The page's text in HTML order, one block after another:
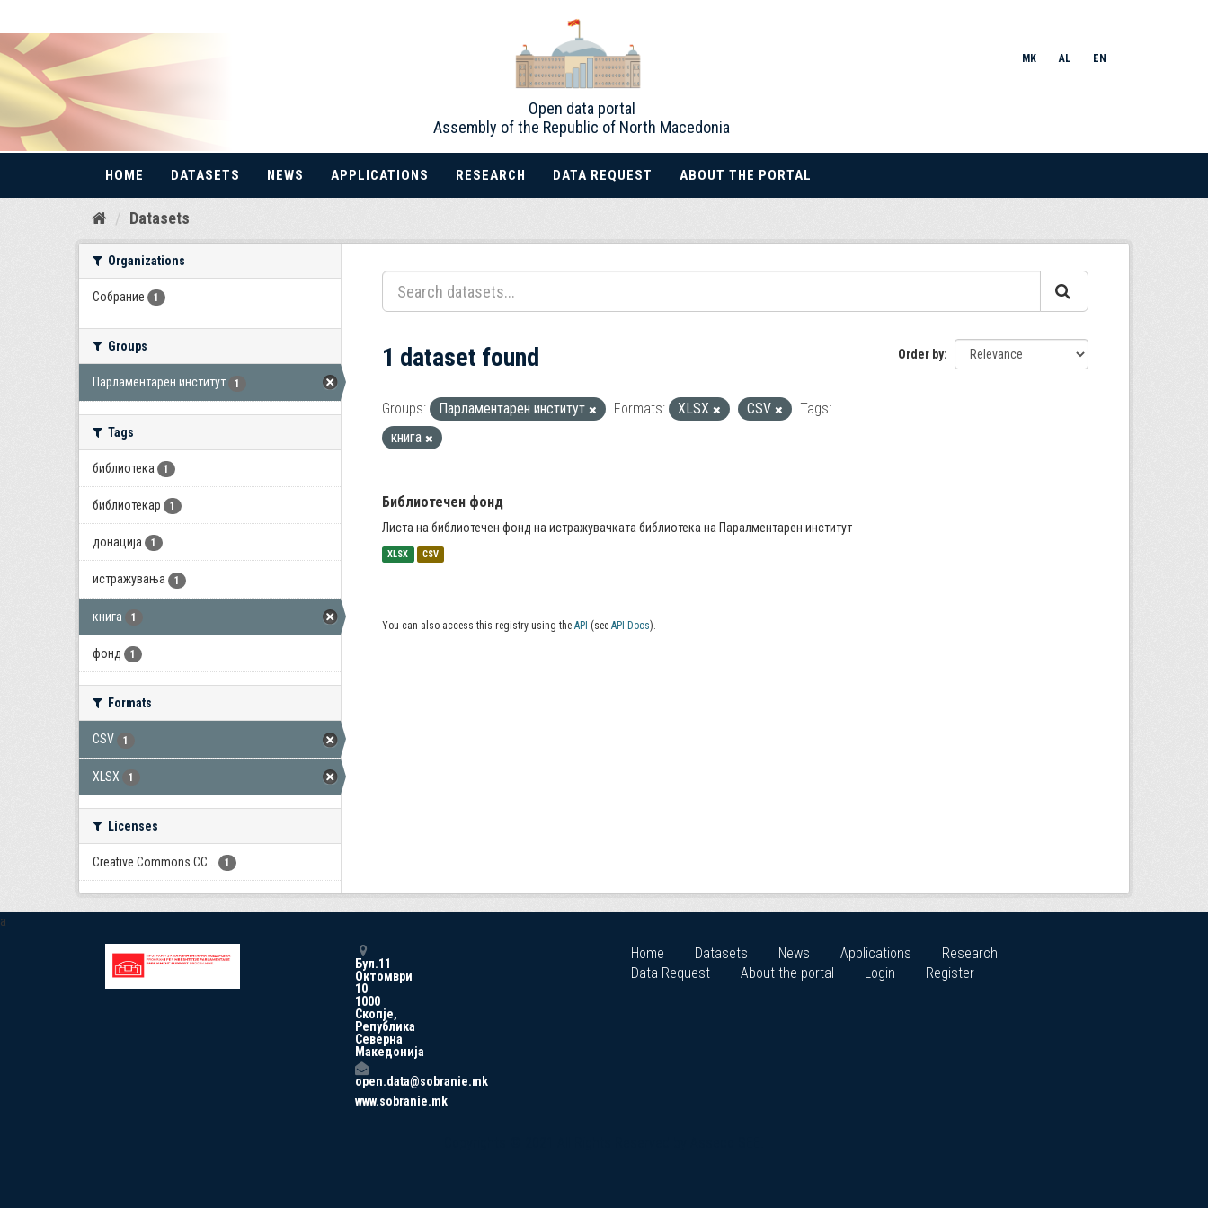
Skip
Open data portal
Assembly of the Republic of North Macedonia
MK AL EN
HOME DATASETS NEWS APPLICATIONS RESEARCH DATA REQUEST ABOUT THE PORTAL
Datasets
Organizations
Собрание 1
Groups
Парламентарен институт 1
Tags
библиотека 1
библиотекар 1
донација 1
истражувања 1
книга 1
фонд 1
Formats
CSV 1
XLSX 1
Licenses
Creative Commons CC... 1
Order by
1 dataset found
Groups: Парламентарен институт Formats: XLSX CSV
Tags:
книга
Библиотечен фонд
Листа на библиотечен фонд на истражувачката библиотека на Паралментарен институт
XLSX CSV
You can also access this registry using the API (see API Docs).
a
Бул.11
Октомври
10
1000
Скопје,
Република
Северна
Македонија
open.data@sobranie.mk
www.sobranie.mk
Home Datasets News Applications
Research
Data Request
About the portal Login Register